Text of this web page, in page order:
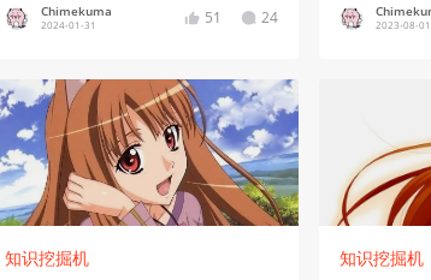
Chimekuma
2024-01-31 51 24 2023-08-01
知识挖掘机
知识挖掘机